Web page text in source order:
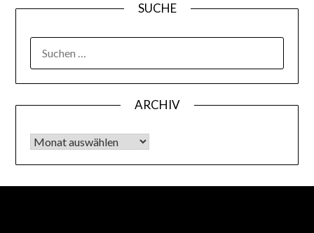
SUCHE
ARCHIV
Archiv